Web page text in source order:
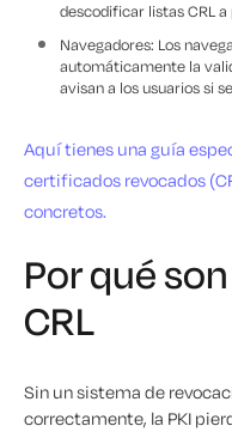
descodificar listas CRL a
Navegadores: Los
automáticamente la
avisan a los usuarios si
Aquí tienes una guía
certificados revocados
concretos.
Por qué
CRL
Sin un sistema de
correctamente, la PKI